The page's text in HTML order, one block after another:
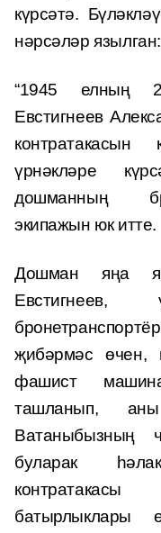
күрсәтә.
нәрсәләр язылган:
“1945 елның
Евстигнеев
үрнәкләре
дошманның
экипажын юк итте.
Дошман яңа
җибәрмәс өчен,
фашист
ташланып,
Ватаныбызның
буларак
контратакасы
батырлыклары